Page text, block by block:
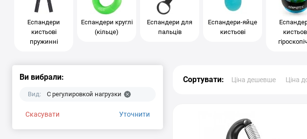
Еспандери
кистьові
пружинні
Еспандери круглі
(кільце)
Еспандери для
пальців
Еспандери-яйце
кистьові
Ви вибрали:
Вид: С регулировкой нагрузки
Скасувати Уточнити
Сортувати: Ціна дешевше Ціна